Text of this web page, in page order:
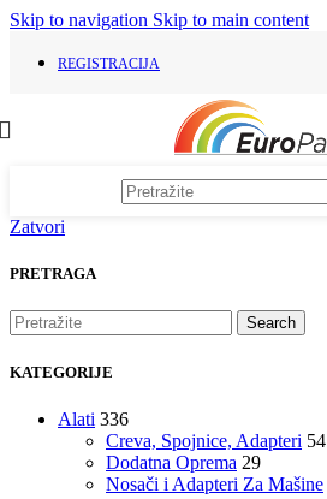
Skip to navigation Skip to main content
REGISTRACIJA
Zatvori
PRETRAGA
Search
KATEGORIJE
Alati 336
Creva, Spojnice, Adapteri 54
Dodatna Oprema 29
Nosači i Adapteri Za Mašine